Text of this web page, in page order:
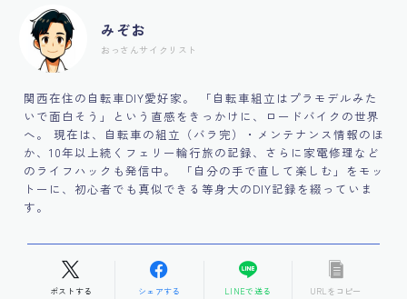
みぞお
おっさんサイクリスト
関西在住の自転車DIY愛好家。 「自転車組立はプラモデルみた
いで面白そう」という直感をきっかけに、ロードバイクの世界
へ。 現在は、自転車の組立（バラ完）・メンテナンス情報のほ
か、10年以上続くフェリー輪行旅の記録、さらに家電修理など
のライフハックも発信中。 「自分の手で直して楽しむ」をモッ
トーに、初心者でも真似できる等身大のDIY記録を綴っていま
す。
ポストする シェアする LINEで送る URLをコピー